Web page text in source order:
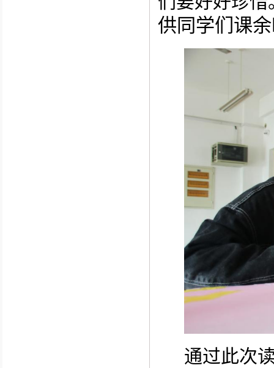
供同学们课
通过此次